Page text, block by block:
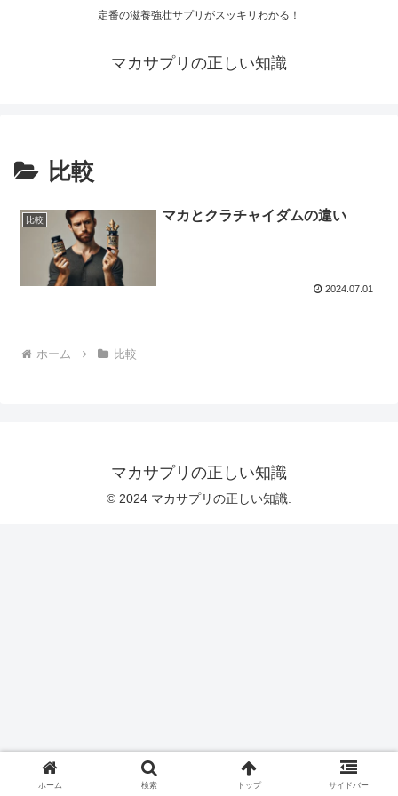
定番の滋養強壮サプリがスッキリわかる！
マカサプリの正しい知識
比較
比較 マカとクラチャイダムの違い
2024.07.01
ホーム 比較
マカサプリの正しい知識
© 2024 マカサプリの正しい知識.
ホーム 検索 トップ サイドバー